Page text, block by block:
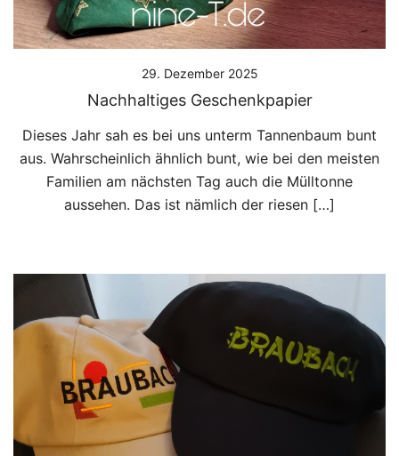
29. Dezember 2025
Nachhaltiges Geschenkpapier
Dieses Jahr sah es bei uns unterm Tannenbaum bunt
aus. Wahrscheinlich ähnlich bunt, wie bei den meisten
Familien am nächsten Tag auch die Mülltonne
aussehen. Das ist nämlich der riesen […]